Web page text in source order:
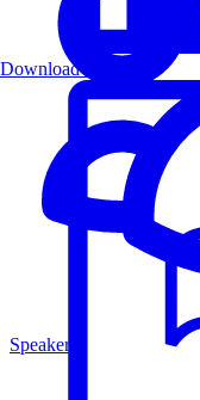
Speakers
Download PDF